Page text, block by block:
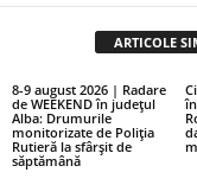
ARTICOLE
8-9 august 2026 | Radare
de WEEKEND în județul
Alba: Drumurile
monitorizate de Poliția
Rutieră la sfârșit de
săptămână